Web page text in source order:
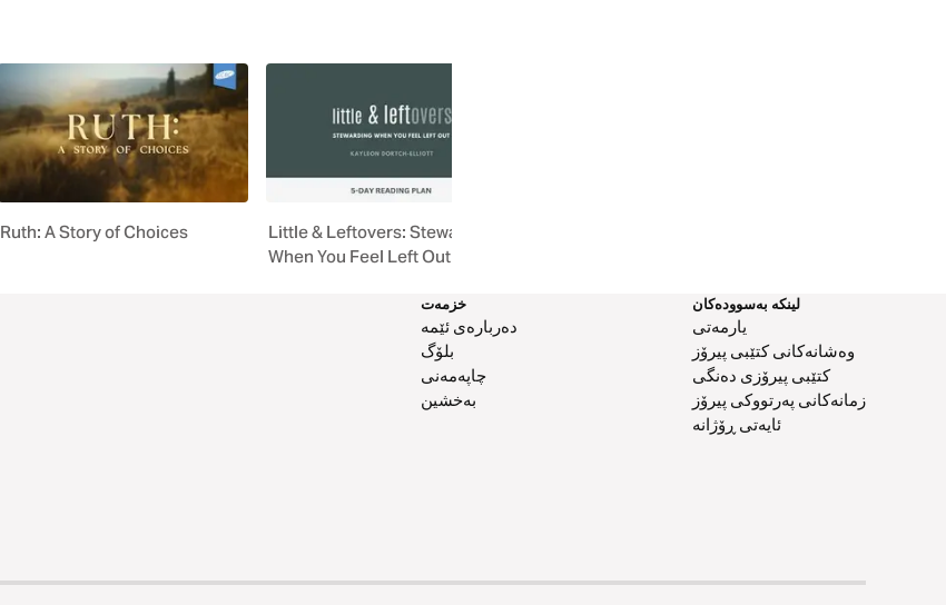
Ruth: A Story of Choices
Little & Leftovers: Stewarding
When You Feel Left Out
خزمەت
دەربارەی ئێمە
بلۆگ
چاپەمەنی
بەخشین
لینکە بەسوودەکان
یارمەتی
وەشانەکانی کتێبی پیرۆز
کتێبی پیرۆزی دەنگی
زمانەکانی پەرتووکی پیرۆز
ئایەتی ڕۆژانە